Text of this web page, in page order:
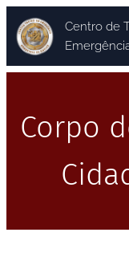
Centro de
Corpo